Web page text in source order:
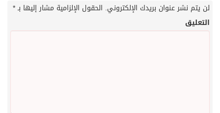
لن يتم نشر عنوان بريدك الإلكتروني. الحقول الإلزامية مشار إليها بـ*
التعليق